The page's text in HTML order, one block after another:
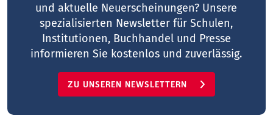
und aktuelle Neuerscheinungen? Unsere
spezialisierten Newsletter für Schulen,
Institutionen, Buchhandel und Presse
informieren Sie kostenlos und zuverlässig.
ZU UNSEREN NEWSLETTERN